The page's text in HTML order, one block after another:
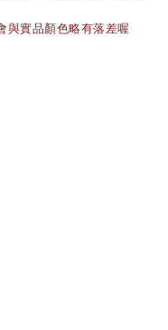
與實品顏色略有落差喔